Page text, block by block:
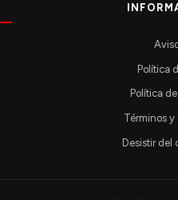
Política
Política
Términos
Desistir del